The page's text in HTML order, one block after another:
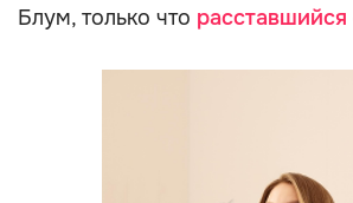
Блум, только что расставшийся